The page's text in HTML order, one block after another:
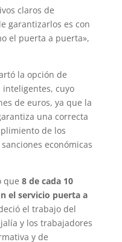
claros de
garantizarlos es con
el puerta a puerta»,
la opción de
cuyo
de euros, ya que la
una correcta
de los
económicas
que 8 de cada 10
el servicio puerta a
el trabajo del
y los trabajadores
y de